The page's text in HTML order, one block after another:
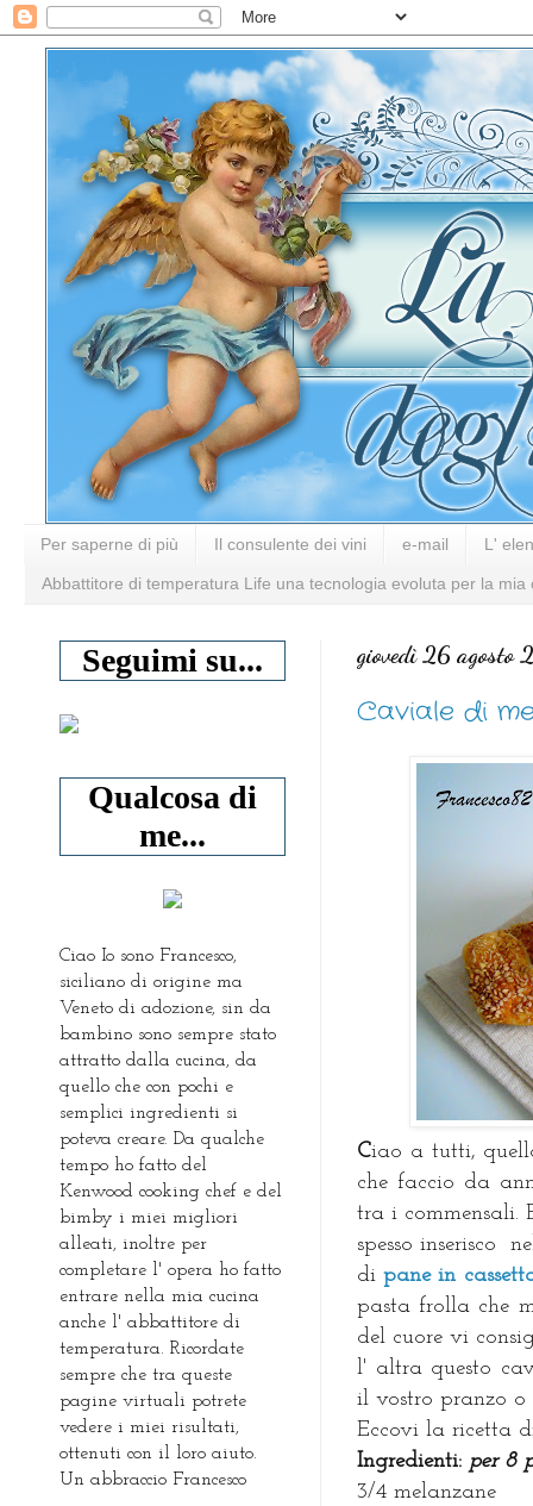
Per saperne di più Il consulente dei vini e-mail L'
Abbattitore di temperatura Life una tecnologia evoluta per la mia
giovedì 26 agosto
Caviale di
Ciao a tutti,
che faccio da
tra i commensali.
spesso inserisco
dipane in
pasta frolla che
del cuore vi
l' altra questo
il vostro pranzo o
Eccovi la ricetta
Ingredienti: per 8
3/4 melanzane
Seguimi su...
Qualcosa di
me...
Ciao Io sono Francesco,
siciliano di origine ma
Veneto di adozione, sin da
bambino sono sempre stato
attratto dalla cucina, da
quello che con pochi e
semplici ingredienti si
poteva creare. Da qualche
tempo ho fatto del
Kenwood cooking chef e del
bimby i miei migliori
alleati, inoltre per
completare l' opera ho fatto
entrare nella mia cucina
anche l' abbattitore di
temperatura. Ricordate
sempre che tra queste
pagine virtuali potrete
vedere i miei risultati,
ottenuti con il loro aiuto.
Un abbraccio Francesco